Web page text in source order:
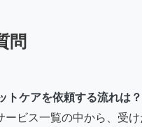
問
トケアを依頼する流れは？
ービス一覧の中から、受